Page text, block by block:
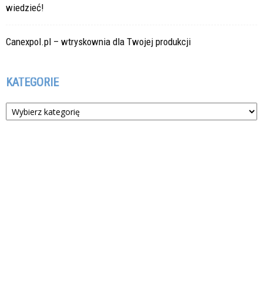
wiedzieć!
Canexpol.pl – wtryskownia dla Twojej produkcji
KATEGORIE
Kategorie